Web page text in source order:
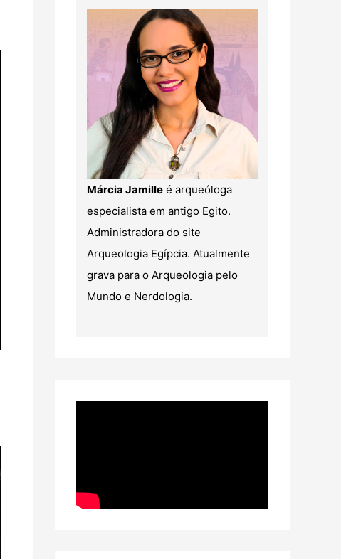
Márcia Jamille é arqueóloga
especialista em antigo Egito.
Administradora do site
Arqueologia Egípcia. Atualmente
grava para o Arqueologia pelo
Mundo e Nerdologia.